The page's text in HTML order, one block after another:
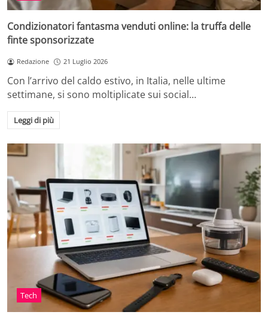
Condizionatori fantasma venduti online: la truffa delle
finte sponsorizzate
Redazione 21 Luglio 2026
Con l’arrivo del caldo estivo, in Italia, nelle ultime
settimane, si sono moltiplicate sui social…
Leggi di più
Tech